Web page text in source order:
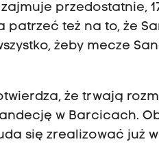
przedostatnie,
patrzeć też na to, że
żeby mecze
że trwają
w Barcicach.
się zrealizować już